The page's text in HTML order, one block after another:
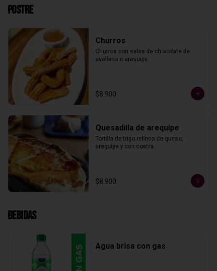
Postre
Churros
Churros con salsa de chocolate de
avellana o arequipe.
$8.900
Quesadilla de arequipe
Tortilla de trigo rellena de queso,
arequipe y con costra.
$8.900
Bebidas
Agua brisa con gas